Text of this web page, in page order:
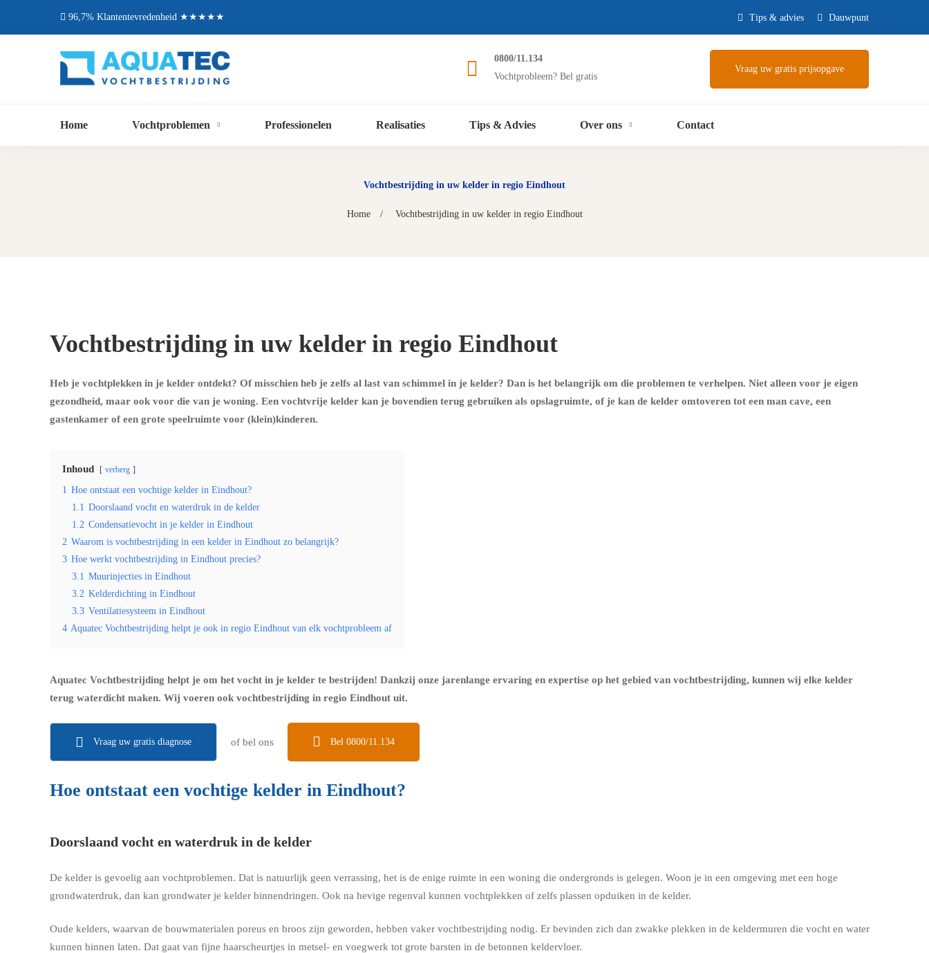
96,7% Klantentevredenheid ★★★★★ Tips & advies Dauwpunt
0800/11.134
Vochtprobleem? Bel gratis
Vraag uw gratis prijsopgave
Home Vochtproblemen Professionelen Realisaties Tips & Advies Over ons Contact
Vochtbestrijding in uw kelder in regio Eindhout
Home Vochtbestrijding in uw kelder in regio Eindhout
Vochtbestrijding in uw kelder in regio Eindhout
Heb je vochtplekken in je kelder ontdekt? Of misschien heb je zelfs al last van schimmel in je kelder? Dan is het belangrijk om die problemen te verhelpen. Niet alleen voor je eigen
gezondheid, maar ook voor die van je woning. Een vochtvrije kelder kan je bovendien terug gebruiken als opslagruimte, of je kan de kelder omtoveren tot een man cave, een
gastenkamer of een grote speelruimte voor (klein)kinderen.
Inhoud verberg
1 Hoe ontstaat een vochtige kelder in Eindhout?
1.1 Doorslaand vocht en waterdruk in de kelder
1.2 Condensatievocht in je kelder in Eindhout
2 Waarom is vochtbestrijding in een kelder in Eindhout zo belangrijk?
3 Hoe werkt vochtbestrijding in Eindhout precies?
3.1 Muurinjecties in Eindhout
3.2 Kelderdichting in Eindhout
3.3 Ventilatiesysteem in Eindhout
4 Aquatec Vochtbestrijding helpt je ook in regio Eindhout van elk vochtprobleem af
Aquatec Vochtbestrijding helpt je om het vocht in je kelder te bestrijden! Dankzij onze jarenlange ervaring en expertise op het gebied van vochtbestrijding, kunnen wij elke kelder
terug waterdicht maken. Wij voeren ook vochtbestrijding in regio Eindhout uit.
Vraag uw gratis diagnose of bel ons Bel 0800/11.134
Hoe ontstaat een vochtige kelder in Eindhout?
Doorslaand vocht en waterdruk in de kelder
De kelder is gevoelig aan vochtproblemen. Dat is natuurlijk geen verrassing, het is de enige ruimte in een woning die ondergronds is gelegen. Woon je in een omgeving met een hoge
grondwaterdruk, dan kan grondwater je kelder binnendringen. Ook na hevige regenval kunnen vochtplekken of zelfs plassen opduiken in de kelder.
Oude kelders, waarvan de bouwmaterialen poreus en broos zijn geworden, hebben vaker vochtbestrijding nodig. Er bevinden zich dan zwakke plekken in de keldermuren die vocht en water
kunnen binnen laten. Dat gaat van fijne haarscheurtjes in metsel- en voegwerk tot grote barsten in de betonnen keldervloer.